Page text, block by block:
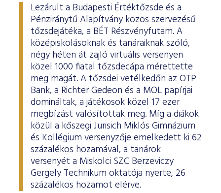
Lezárult a Budapesti Értéktőzsde és a
Pénziránytű Alapítvány közös szervezésű
tőzsdejátéka, a BÉT Részvényfutam. A
középiskolásoknak és tanáraiknak szóló,
négy héten át zajló virtuális versenyen
közel 1000 fiatal tőzsdecápa mérettette
meg magát. A tőzsdei vetélkedőn az OTP
Bank, a Richter Gedeon és a MOL papírjai
domináltak, a játékosok közel 17 ezer
megbízást valósítottak meg. Míg a diákok
közül a kőszegi Jurisich Miklós Gimnázium
és Kollégium versenyzője emelkedett ki 62
százalékos hozamával, a tanárok
versenyét a Miskolci SZC Berzeviczy
Gergely Technikum oktatója nyerte, 26
százalékos hozamot elérve.